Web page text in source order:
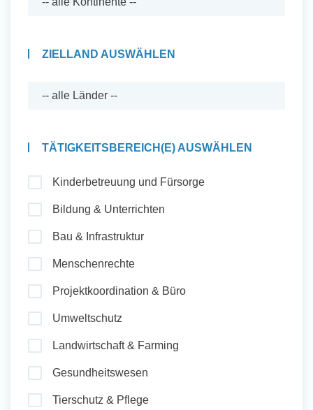
Auslandserfahrung Sammeln
Initiativbewerbung
ZIELLAND AUSWÄHLEN
TÄTIGKEITSBEREICH(E) AUSWÄHLEN
Kinderbetreuung und Fürsorge
Bildung & Unterrichten
Bau & Infrastruktur
Menschenrechte
Projektkoordination & Büro
Umweltschutz
Landwirtschaft & Farming
Gesundheitswesen
Tierschutz & Pflege